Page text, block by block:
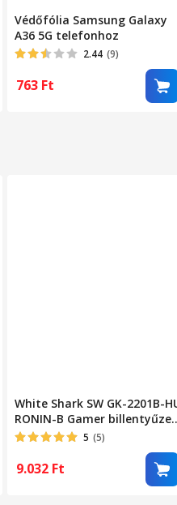
Védőfólia Samsung Galaxy
A36 5G telefonhoz
2.44 (9)
763 Ft
White Shark SW GK-2201B-
RONIN-B Gamer
68 gomb, Magyar kiosztás,
5 (5)
9.032 Ft